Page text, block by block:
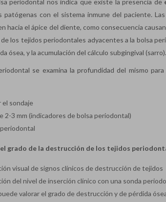
periodontal nos indica que existe la presencia de
patógenas con el sistema inmune del paciente.
hacia el ápice del diente, como consecuencia
los tejidos periodontales adyacentes a la bolsa
ósea, y la acumulación del cálculo subgingival (sarro).
se examina la profundidad del mismo para
el sondaje
2-3 mm (indicadores de bolsa periodontal)
grado de la destrucción de los tejidos
visual de signos clínicos de destrucción de tejidos
del nivel de inserción clínico con una sonda
valorar el grado de destrucción y de pérdida